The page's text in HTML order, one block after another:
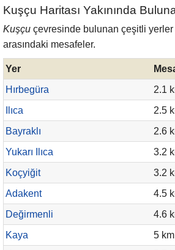
Kuşçu Haritası Yakınında
Kuşçu çevresinde bulunan çeşitli
arasındaki mesafeler.
Yer
Hırbegüra
2.1
Ilıca
2.5
Bayraklı
2.6
Yukarı Ilıca
3.2
Koçyiğit
3.2
Adakent
4.5
Değirmenli
4.6
Kaya
5 km